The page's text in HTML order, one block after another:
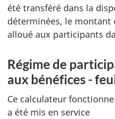
été transféré dans la
déterminées, le
alloué aux participants
Régime de
aux bénéfices -
Ce calculateur
a été mis en service